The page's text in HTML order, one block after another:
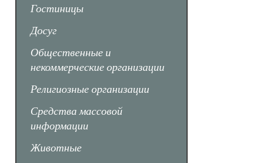
Гостиницы
Досуг
Общественные и
некоммерческие организации
Религиозные организации
Средства массовой
информации
Животные